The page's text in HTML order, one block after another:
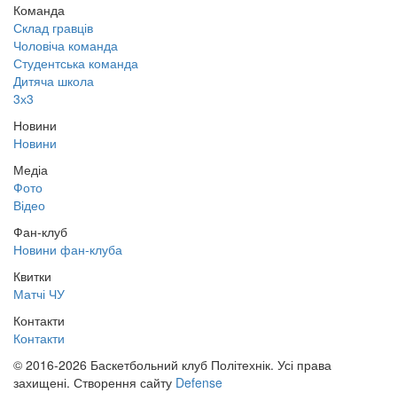
Команда
Склад гравців
Чоловіча команда
Студентська команда
Дитяча школа
3х3
Новини
Новини
Медіа
Фото
Відео
Фан-клуб
Новини фан-клуба
Квитки
Матчі ЧУ
Контакти
Контакти
© 2016-2026 Баскетбольний клуб Політехнік. Усі права
захищені. Створення сайту Defense